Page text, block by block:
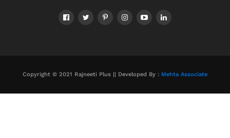
Copyright © 2021 Rajneeti Plus || Developed By : Mehta Associate